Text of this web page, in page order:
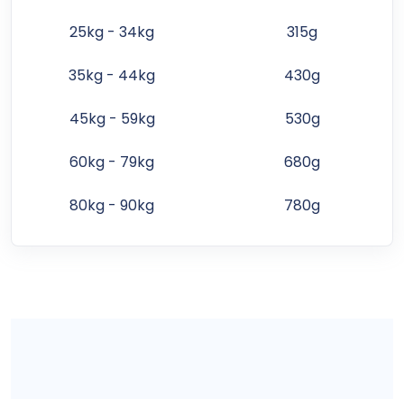
25kg - 34kg 315g
35kg - 44kg 430g
45kg - 59kg 530g
60kg - 79kg 680g
80kg - 90kg 780g